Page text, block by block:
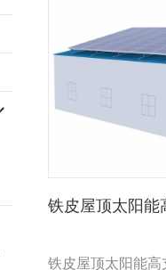
铁皮屋顶太阳能
铁皮屋顶太阳能高